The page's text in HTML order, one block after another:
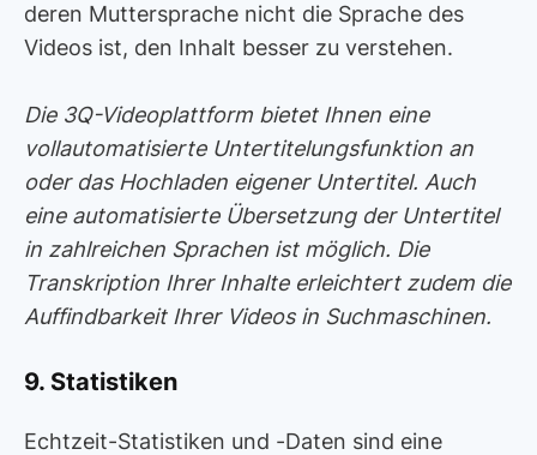
deren Muttersprache nicht die Sprache des
Videos ist, den Inhalt besser zu verstehen.
Die 3Q-Videoplattform bietet Ihnen eine
vollautomatisierte Untertitelungsfunktion an
oder das Hochladen eigener Untertitel. Auch
eine automatisierte Übersetzung der Untertitel
in zahlreichen Sprachen ist möglich. Die
Transkription Ihrer Inhalte erleichtert zudem die
Auffindbarkeit Ihrer Videos in Suchmaschinen.
9. Statistiken
Echtzeit-Statistiken und -Daten sind eine